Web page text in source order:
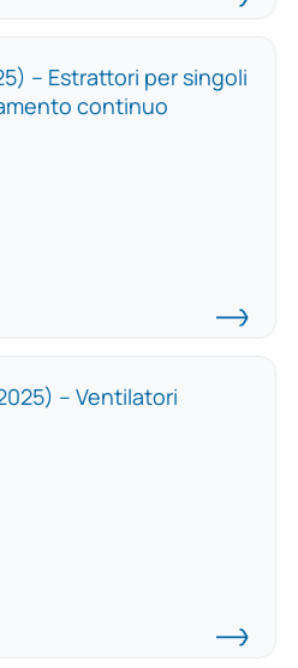
– Estrattori per singoli
continuo
– Ventilatori